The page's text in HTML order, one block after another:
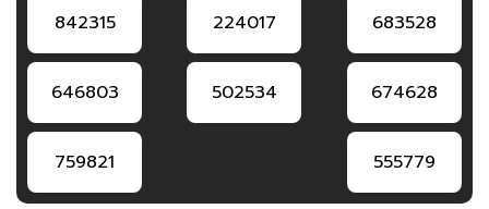
842315 224017 683528
646803 502534 674628
759821 555779